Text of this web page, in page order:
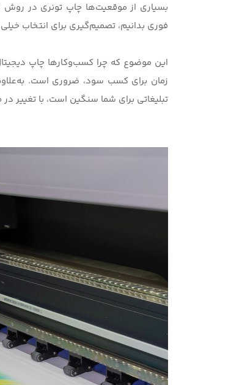
بسیاری از موقعیت‌ها چاپ تونری در روش
فوری بدانیم، تصمیم‌گیری برای انتخاب
این موضوع که چرا کسب‌وکارها چاپ
زمان برای کسب سود، ضروری است.
تبلیغاتی برای شما سنگین است، با تغییر